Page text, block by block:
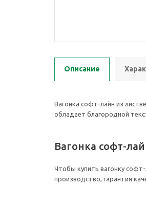
Описание
Вагонка софт-лайн из
обладает благородной
Вагонка софт-
Чтобы купить вагонку
производство, гарантия